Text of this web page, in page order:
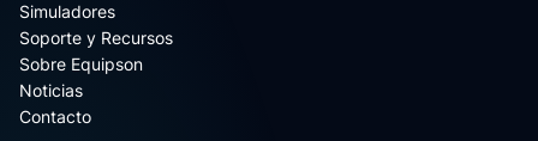
Simuladores
Soporte y Recursos
Sobre Equipson
Noticias
Contacto